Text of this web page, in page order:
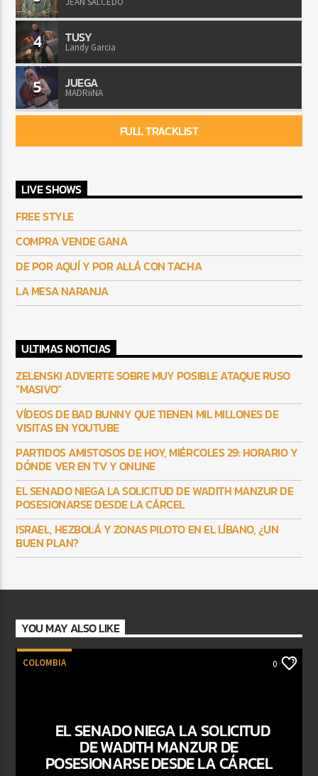
4 TUSY
Landy Garcia
5 JUEGA
MADRiiNA
FULL TRACKLIST
LIVE SHOWS
FREE STYLE
COMPRA VENDE GANA
DE POR AQUÍ Y POR ALLÁ CON TACHA
LA MESA NARANJA
ULTIMAS NOTICIAS
ZELENSKI ADVIERTE SOBRE MUY POSIBLE ATAQUE RUSO
“MASIVO”
VÍDEOS DE BAD BUNNY QUE TIENEN MIL MILLONES DE
VISITAS EN YOUTUBE
PARTIDOS AMISTOSOS DE HOY, MIÉRCOLES 29: HORARIO Y
DÓNDE VER EN TV Y ONLINE
EL SENADO NIEGA LA SOLICITUD DE WADITH MANZUR DE
POSESIONARSE DESDE LA CÁRCEL
ISRAEL, HEZBOLÁ Y ZONAS PILOTO EN EL LÍBANO, ¿UN
BUEN PLAN?
YOU MAY ALSO LIKE
COLOMBIA 0
EL SENADO NIEGA LA SOLICITUD
DE WADITH MANZUR DE
POSESIONARSE DESDE LA CÁRCEL